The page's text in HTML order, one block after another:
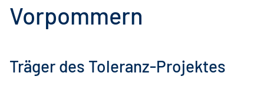
Vorpommern
Träger des Toleranz-Projektes